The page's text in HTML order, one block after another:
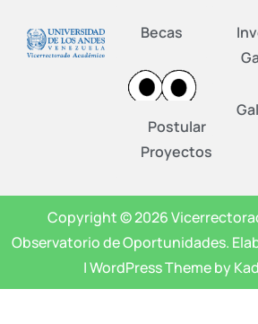
Becas
Postular
Proyectos
Copyright © 2026
Observatorio de Oportunidades.
| WordPress Theme by